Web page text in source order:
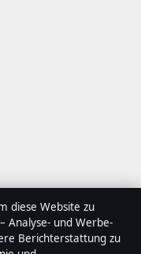
diese Website zu
Analyse- und Werbe-
Berichterstattung zu